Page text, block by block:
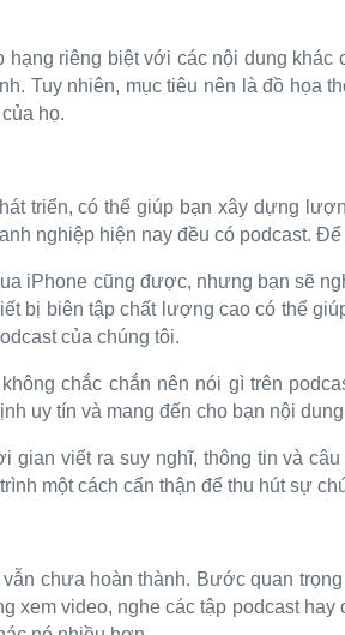
riêng biệt với các nội dung
Tuy nhiên, mục tiêu nên là đồ họa
họ.
triển, có thể giúp bạn xây dựng
nghiệp hiện nay đều có podcast.
iPhone cũng được, nhưng bạn sẽ
bị biên tập chất lượng cao có thể
của chúng tôi.
chắc chắn nên nói gì trên
uy tín và mang đến cho bạn nội
gian viết ra suy nghĩ, thông tin và
một cách cẩn thận để thu hút sự
chưa hoàn thành. Bước quan
xem video, nghe các tập podcast